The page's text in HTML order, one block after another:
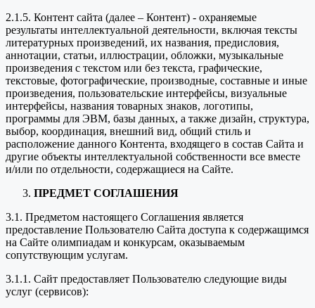
2.1.5. Контент сайта (далее – Контент) - охраняемые
результаты интеллектуальной деятельности, включая тексты
литературных произведений, их названия, предисловия,
аннотации, статьи, иллюстрации, обложки, музыкальные
произведения с текстом или без текста, графические,
текстовые, фотографические, производные, составные и иные
произведения, пользовательские интерфейсы, визуальные
интерфейсы, названия товарных знаков, логотипы,
программы для ЭВМ, базы данных, а также дизайн, структура,
выбор, координация, внешний вид, общий стиль и
расположение данного Контента, входящего в состав Сайта и
другие объекты интеллектуальной собственности все вместе
и/или по отдельности, содержащиеся на Сайте.
ПРЕДМЕТ СОГЛАШЕНИЯ
3.1. Предметом настоящего Соглашения является
предоставление Пользователю Сайта доступа к содержащимся
на Сайте олимпиадам и конкурсам, оказываемым
сопутствующим услугам.
3.1.1. Сайт предоставляет Пользователю следующие виды
услуг (сервисов):